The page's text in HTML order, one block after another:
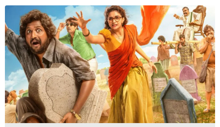
வைரல்
ஹெஃல்த்
ஷார்ட் வீடியோஸ்
வலை கதைகள்
போட்டோ கேலரி